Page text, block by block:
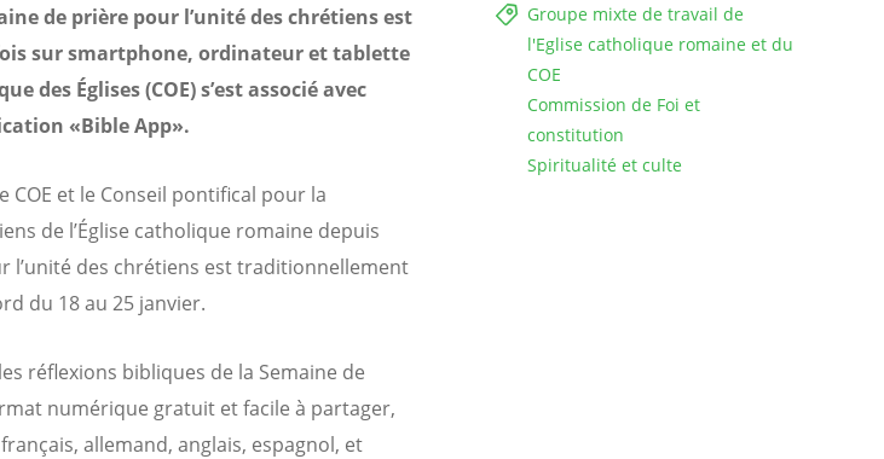
Groupe mixte de travail de
l'Eglise catholique romaine et du
COE
Commission de Foi et
constitution
Spiritualité et culte
de prière pour l’unité des chrétiens est
sur smartphone, ordinateur et tablette
des Églises (COE) s’est associé avec
«Bible App».
et le Conseil pontifical pour la
de l’Église catholique romaine depuis
l’unité des chrétiens est traditionnellement
du 18 au 25 janvier.
réflexions bibliques de la Semaine de
numérique gratuit et facile à partager,
allemand, anglais, espagnol, et